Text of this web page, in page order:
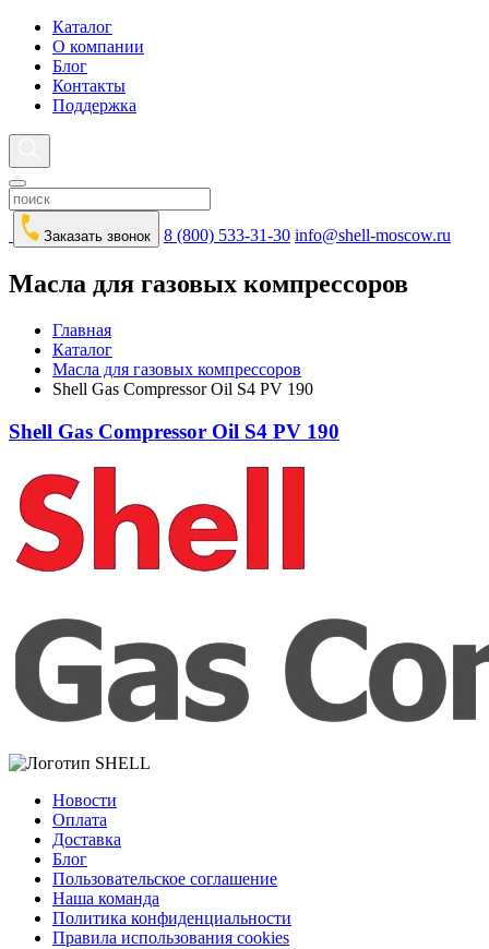
Каталог
О компании
Блог
Контакты
Поддержка
Заказать звонок 8 (800) 533-31-30 info@shell-moscow.ru
Масла для газовых компрессоров
Главная
Каталог
Масла для газовых компрессоров
Shell Gas Compressor Oil S4 PV 190
Shell Gas Compressor Oil S4 PV 190
Новости
Оплата
Доставка
Блог
Пользовательское соглашение
Наша команда
Политика конфиденциальности
Правила использования cookies